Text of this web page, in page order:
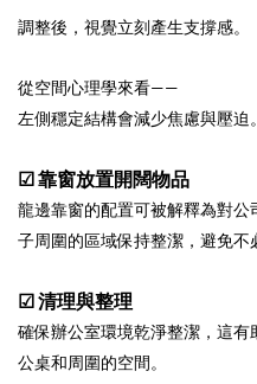
調整後，視覺立刻產生支撐感。
從空間心理學來看——
左側穩定結構會減少焦慮與壓迫。
☑ 靠窗放置開闊物品
龍邊靠窗的配置可被解釋為對
子周圍的區域保持整潔，避免不
☑ 清理與整理
確保辦公室環境乾淨整潔，這
公桌和周圍的空間。